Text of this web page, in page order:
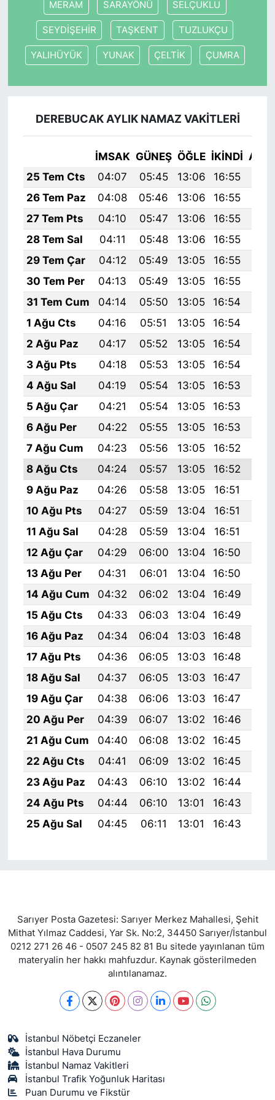
MERAM SARAYÖNÜ SELÇUKLU
SEYDİŞEHİR TAŞKENT TUZLUKÇU
YALIHÜYÜK YUNAK ÇELTİK ÇUMRA
DEREBUCAK AYLIK NAMAZ VAKITLERI
İMSAK GÜNEŞ ÖĞLE İKINDI
25 Tem Cts
04:07 05:45 13:06 16:55
26 Tem Paz
04:08 05:46 13:06 16:55
27 Tem Pts
04:10 05:47 13:06 16:55
28 Tem Sal
04:11 05:48 13:06 16:55
29 Tem Çar
04:12 05:49 13:05 16:55
30 Tem Per
04:13 05:49 13:05 16:55
31 Tem Cum
04:14 05:50 13:05 16:54
1 Ağu Cts
04:16 05:51 13:05 16:54
2 Ağu Paz
04:17 05:52 13:05 16:54
3 Ağu Pts
04:18 05:53 13:05 16:54
4 Ağu Sal
04:19 05:54 13:05 16:53
5 Ağu Çar
04:21 05:54 13:05 16:53
6 Ağu Per
04:22 05:55 13:05 16:53
7 Ağu Cum
04:23 05:56 13:05 16:52
8 Ağu Cts
04:24 05:57 13:05 16:52
9 Ağu Paz
04:26 05:58 13:05 16:51
10 Ağu Pts
04:27 05:59 13:04 16:51
11 Ağu Sal
04:28 05:59 13:04 16:51
12 Ağu Çar
04:29 06:00 13:04 16:50
13 Ağu Per
04:31 06:01 13:04 16:50
14 Ağu Cum
04:32 06:02 13:04 16:49
15 Ağu Cts
04:33 06:03 13:04 16:49
16 Ağu Paz
04:34 06:04 13:03 16:48
17 Ağu Pts
04:36 06:05 13:03 16:48
18 Ağu Sal
04:37 06:05 13:03 16:47
19 Ağu Çar
04:38 06:06 13:03 16:47
20 Ağu Per
04:39 06:07 13:02 16:46
21 Ağu Cum
04:40 06:08 13:02 16:45
22 Ağu Cts
04:41 06:09 13:02 16:45
23 Ağu Paz
04:43 06:10 13:02 16:44
24 Ağu Pts
04:44 06:10 13:01 16:43
25 Ağu Sal
04:45 06:11 13:01 16:43
Sarıyer Posta Gazetesi: Sarıyer Merkez Mahallesi, Şehit
Mithat Yılmaz Caddesi, Yar Sk. No:2, 34450 Sarıyer/İstanbul
0212 271 26 46 - 0507 245 82 81 Bu sitede yayınlanan tüm
materyalin her hakkı mahfuzdur. Kaynak gösterilmeden
alıntılanamaz.
İstanbul Nöbetçi Eczaneler
İstanbul Hava Durumu
İstanbul Namaz Vakitleri
İstanbul Trafik Yoğunluk Haritası
Puan Durumu ve Fikstür